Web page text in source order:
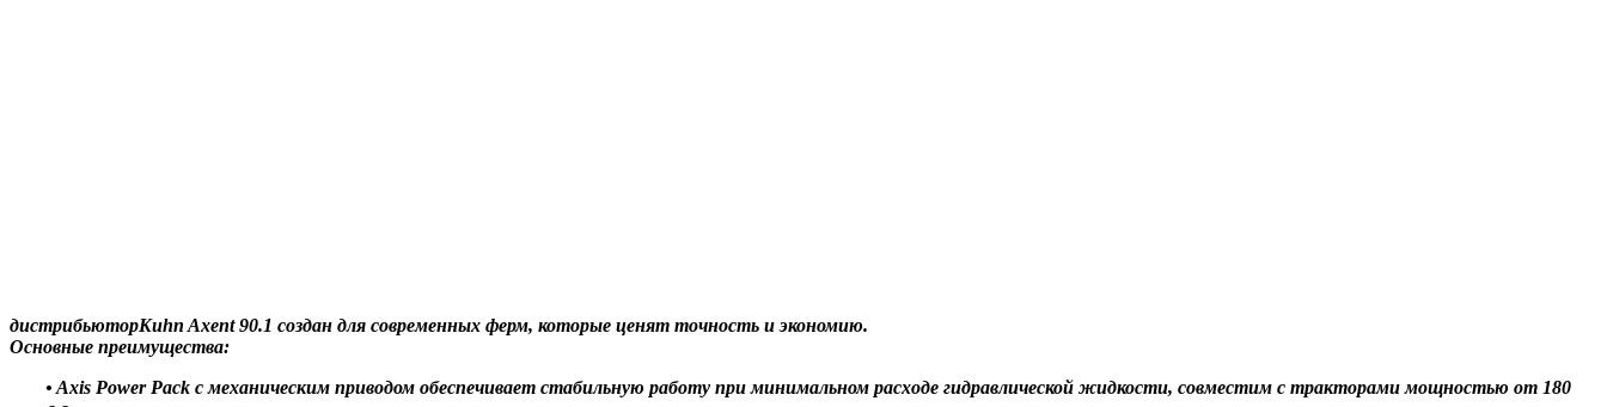
дистрибьюторKuhn Axent 90.1 создан для современных ферм, которые ценят точность и экономию.
Основные преимущества:
• Axis Power Pack с механическим приводом обеспечивает стабильную работу при минимальном расходе гидравлической жидкости, совместим с тракторами мощностью от 180